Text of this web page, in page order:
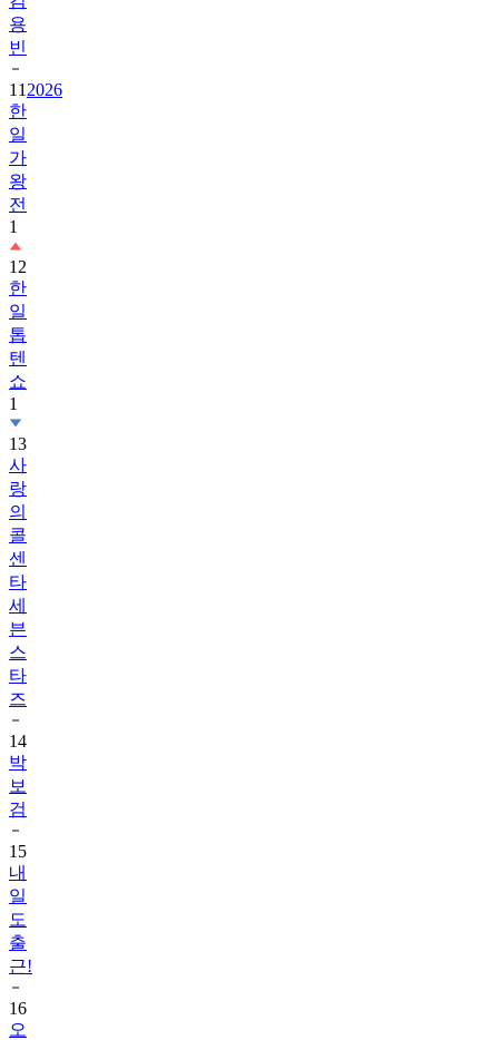
용
빈
11 2026
한
일
가
왕
전
1
12
한
일
톱
텐
쇼
1
13
사
랑
의
콜
센
타
세
븐
스
타
즈
14
박
보
검
15
내
일
도
출
근!
16
오